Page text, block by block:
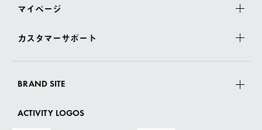
マイページ
カスタマーサポート
BRAND SITE
ACTIVITY LOGOS